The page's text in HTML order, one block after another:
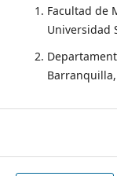
Facultad de
Universidad